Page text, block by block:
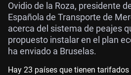
Ovidio de la Roza, presidente
Española de Transporte de
acerca del sistema de peajes
propuesto instalar en el plan
ha enviado a Bruselas.
Hay 23 países que tienen tarifados